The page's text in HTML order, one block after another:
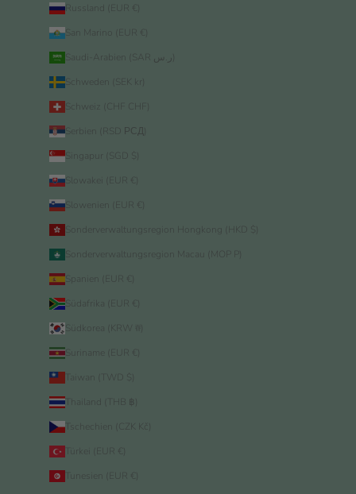
Russland (EUR €)
San Marino (EUR €)
Schweden (SEK kr)
Schweiz (CHF CHF)
Serbien (RSD РСД)
Singapur (SGD $)
Slowakei (EUR €)
Slowenien (EUR €)
Sonderverwaltungsregion Hongkong (HKD $)
Sonderverwaltungsregion Macau (MOP P)
Spanien (EUR €)
Südafrika (EUR €)
Südkorea (KRW ₩)
Suriname (EUR €)
Taiwan (TWD $)
Thailand (THB ฿)
Tschechien (CZK Kč)
Türkei (EUR €)
Tunesien (EUR €)